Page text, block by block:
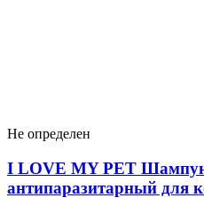
Не определен
I LOVЕ MY PET
антипаразитарный для